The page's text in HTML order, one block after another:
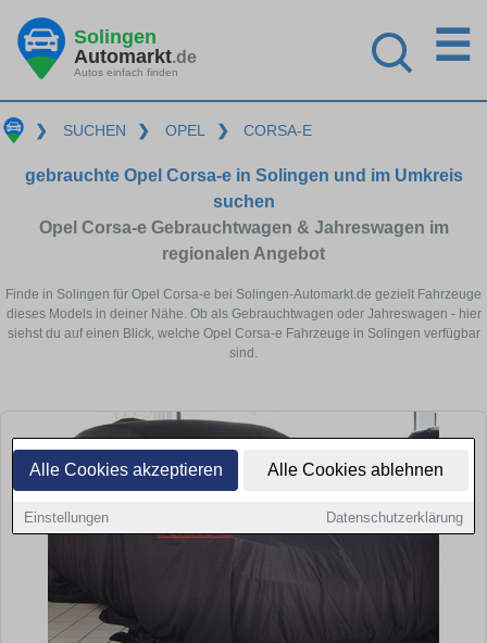
Alle Cookies akzeptieren Alle Cookies ablehnen
Einstellungen Datenschutzerklärung
Solingen
Automarkt.de
Autos einfach finden
☰
❯ SUCHEN ❯ OPEL ❯ CORSA-E
gebrauchte Opel Corsa-e in Solingen und im Umkreis
suchen
Opel Corsa-e Gebrauchtwagen & Jahreswagen im
regionalen Angebot
Finde in Solingen für Opel Corsa-e bei Solingen-Automarkt.de gezielt Fahrzeuge
dieses Models in deiner Nähe. Ob als Gebrauchtwagen oder Jahreswagen - hier
siehst du auf einen Blick, welche Opel Corsa-e Fahrzeuge in Solingen verfügbar
sind.